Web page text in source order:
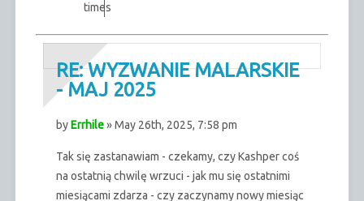
times
RE: WYZWANIE MALARSKIE
- MAJ 2025
byErrhile» May 26th, 2025, 7:58 pm
Tak się zastanawiam - czekamy, czy Kashper coś
na ostatnią chwilę wrzuci - jak mu się ostatnimi
miesiącami zdarza - czy zaczynamy nowy miesiąc